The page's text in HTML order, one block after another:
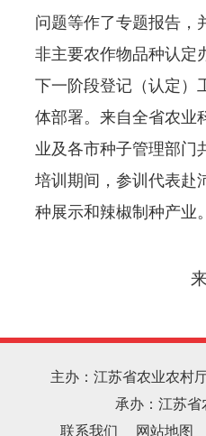
问题等作了专题报告，
非主要农作物品种认定
下一阶段登记（认定）
体部署。来自全省农业
业及各市种子管理部门
培训期间，参训代表赴
种展示和辣椒制种产业。
主办：江苏省农业农村
承办：江苏
联系我们
网站地图